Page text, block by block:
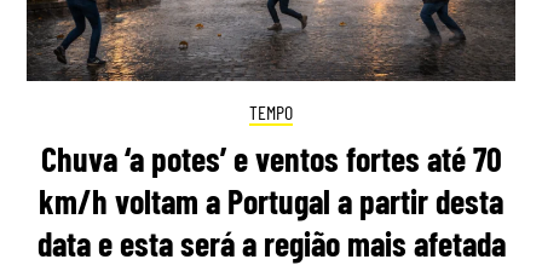
TEMPO
Chuva ‘a potes’ e ventos fortes até 70
km/h voltam a Portugal a partir desta
data e esta será a região mais afetada